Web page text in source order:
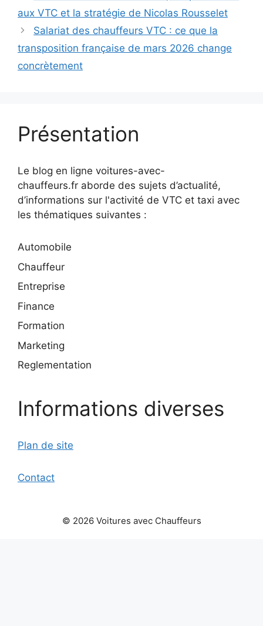
aux VTC et la stratégie de Nicolas Rousselet
Salariat des chauffeurs VTC : ce que la
transposition française de mars 2026 change
concrètement
Présentation
Le blog en ligne voitures-avec-
chauffeurs.fr aborde des sujets d’actualité,
d’informations sur l'activité de VTC et taxi avec
les thématiques suivantes :
Automobile
Chauffeur
Entreprise
Finance
Formation
Marketing
Reglementation
Informations diverses
Plan de site
Contact
© 2026 Voitures avec Chauffeurs